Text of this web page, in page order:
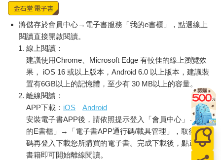
將儲存於會員中心→電子書服務「我的e書櫃」，點選線上
閱讀直接開啟閱讀。
線上閱讀：
建議使用Chrome、Microsoft Edge 有較佳的線上瀏覽效
果， iOS 16 或以上版本，Android 6.0 以上版本，建議裝
置有6GB以上的記憶體，至少有 30 MB以上的容量。
離線閱讀：
APP下載： iOS
Android
安裝電子書APP後，請依照提示登入「會員中心」→「我
的E書櫃」→「電子書APP通行碼/載具管理」，取得通行
碼再登入下載您所購買的電子書。完成下載後，點選任一
書籍即可開始離線閱讀。